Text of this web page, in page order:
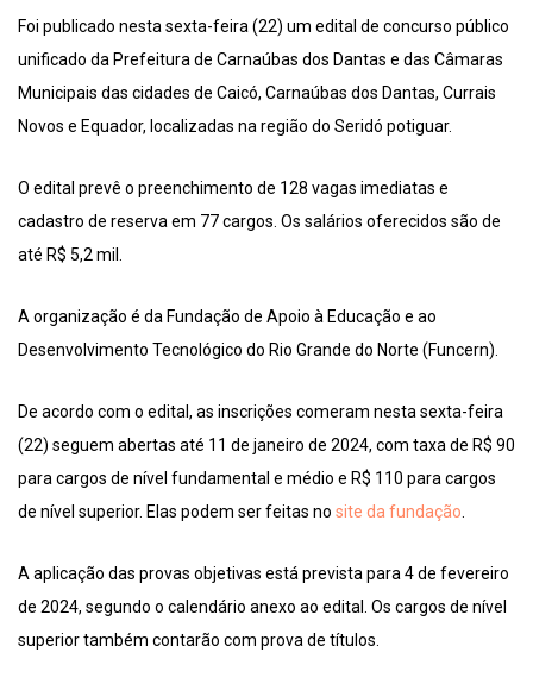
Foi publicado nesta sexta-feira (22) um edital de concurso público
unificado da Prefeitura de Carnaúbas dos Dantas e das Câmaras
Municipais das cidades de Caicó, Carnaúbas dos Dantas, Currais
Novos e Equador, localizadas na região do Seridó potiguar.
O edital prevê o preenchimento de 128 vagas imediatas e
cadastro de reserva em 77 cargos. Os salários oferecidos são de
até R$ 5,2 mil.
A organização é da Fundação de Apoio à Educação e ao
Desenvolvimento Tecnológico do Rio Grande do Norte (Funcern).
De acordo com o edital, as inscrições comeram nesta sexta-feira
(22) seguem abertas até 11 de janeiro de 2024, com taxa de R$ 90
para cargos de nível fundamental e médio e R$ 110 para cargos
de nível superior. Elas podem ser feitas no site da fundação
A aplicação das provas objetivas está prevista para 4 de fevereiro
de 2024, segundo o calendário anexo ao edital. Os cargos de nível
superior também contarão com prova de títulos.